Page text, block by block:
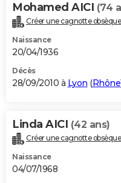
Mohamed AICI (74
Créer une cagnotte
Naissance
20/04/1936
Décès
28/09/2010 à Lyon (Rhône
Linda AICI (42 ans)
Créer une cagnotte
Naissance
04/07/1968